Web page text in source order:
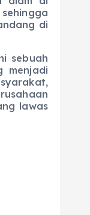
di
sebuah
menjadi
lawas